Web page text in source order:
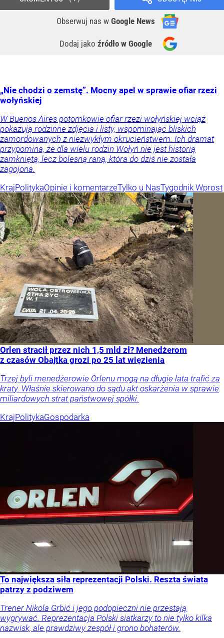
Obserwuj nas w Google News
Dodaj jako źródło w Google
„Nie chodzi o zemstę”. Mocny apel w sprawie ofiar rzezi
wołyńskiej
W Buenos Aires potomkowie ofiar rzezi wołyńskiej wciąż
pokazują rodzinne zdjęcia i listy, wspominając bliskich
zamordowanych z niezwykłym okrucieństwem. Ich dramat
przypomina, że dla wielu rodzin Wołyń nie jest historią
zamkniętą, lecz bolesną raną, która do dziś nie została
zagojona.
KrajPolitykaOpinie i komentarzeTylko u NasTygodnik Wprost
Orlen stracił przez nich 1,5 mld zł? Menedżerom
z czasów Obajtka grozi po 25 lat więzienia
Trzej byli menedżerowie Orlenu mogą na długie lata trafić za
kraty. Właśnie skierowano do sądu akt oskarżenia w sprawie
miliardowych strat państwowej spółki.
KrajPolitykaGospodarka
To największa siła reprezentacji Polski. Reszta świata
patrzy z podziwem
Trener Nikola Grbić i jego podopieczni nie przestają
wygrywać. Reprezentacja Polski siatkarzy to nie tylko kilka
nazwisk, ale prawdziwy zespół i grono bohaterów.